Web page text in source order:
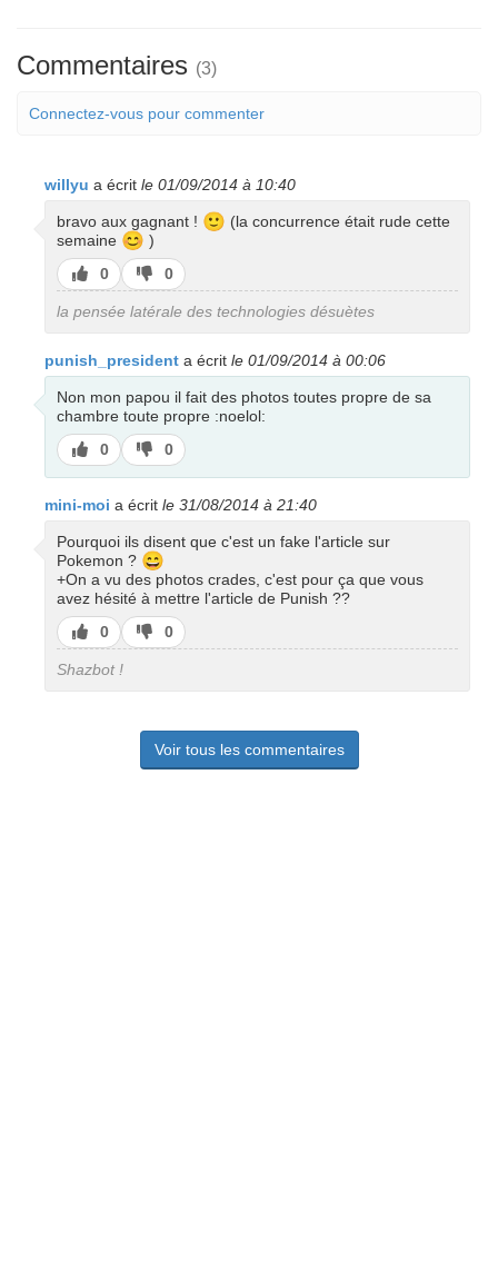
Commentaires (3)
Connectez-vous pour commenter
willyu a écrit le 01/09/2014 à 10:40
bravo aux gagnant ! 🙂 (la concurrence était rude cette
semaine 😊 )
J’aime
0
J’aime
pas
0
la pensée latérale des technologies désuètes
punish_president a écrit le 01/09/2014 à 00:06
Non mon papou il fait des photos toutes propre de sa
chambre toute propre :noelol:
J’aime
0
J’aime
pas
0
mini-moi a écrit le 31/08/2014 à 21:40
Pourquoi ils disent que c'est un fake l'article sur
Pokemon ? 😄
+On a vu des photos crades, c'est pour ça que vous
avez hésité à mettre l'article de Punish ??
J’aime
0
J’aime
pas
0
Shazbot !
Voir tous les commentaires